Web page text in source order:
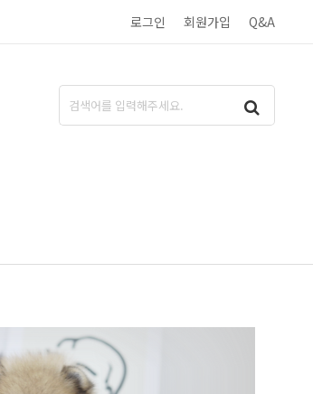
로그인 회원가입 Q&A